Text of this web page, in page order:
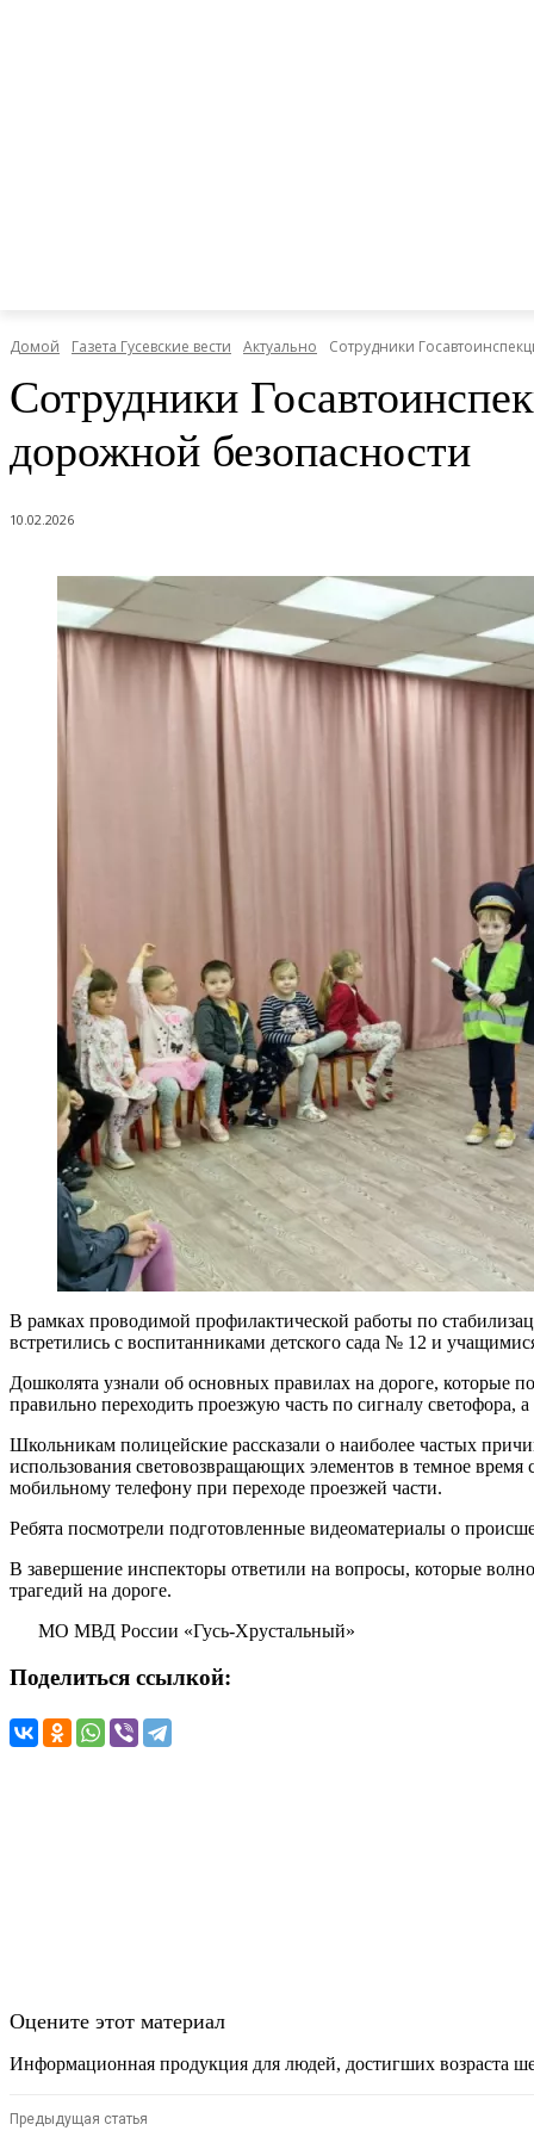
Домой Газета Гусевские вести Актуально Сотрудники
Сотрудники
дорожной безопасности
10.02.2026
В рамках проводимой профилактической работы по
встретились с воспитанниками детского сада № 12 и
Дошколята узнали об основных правилах на дороге, которые
правильно переходить проезжую часть по сигналу
Школьникам полицейские рассказали о наиболее частых
использования световозвращающих элементов в темное
мобильному телефону при переходе проезжей части.
Ребята посмотрели подготовленные видеоматериалы о
В завершение инспекторы ответили на вопросы, которые
трагедий на дороге.
МО МВД России «Гусь-Хрустальный»
Поделиться ссылкой:
Оцените этот материал
Информационная продукция для людей, достигших возраста
Предыдущая статья